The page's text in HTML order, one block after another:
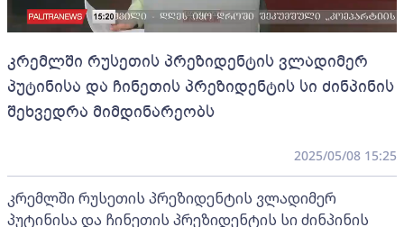
კრემლში რუსეთის პრეზიდენტის ვლადიმერ
პუტინისა და ჩინეთის პრეზიდენტის სი ძინპინის
შეხვედრა მიმდინარეობს
2025/05/08 15:25
კრემლში რუსეთის პრეზიდენტის ვლადიმერ
პუტინისა და ჩინეთის პრეზიდენტის სი ძინპინის